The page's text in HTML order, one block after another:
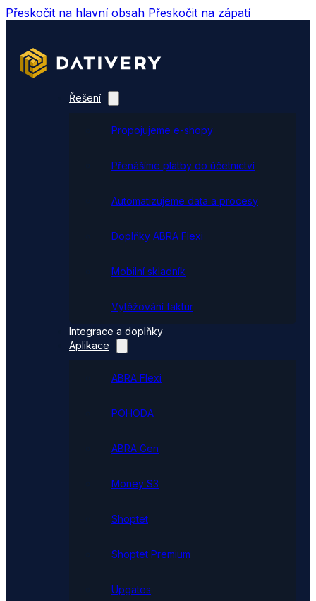
Přeskočit na hlavní obsah Přeskočit na zápatí
Řešení
Propojujeme e-shopy
Přenášíme platby do účetnictví
Automatizujeme data a procesy
Doplňky ABRA Flexi
Mobilní skladník
Vytěžování faktur
Integrace a doplňky
Aplikace
ABRA Flexi
POHODA
ABRA Gen
Money S3
Shoptet
Shoptet Premium
Upgates